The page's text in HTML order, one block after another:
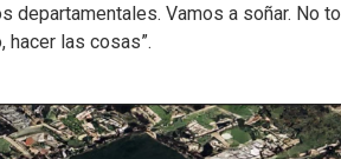
departamentales. Vamos a soñar. No
hacer las cosas”.